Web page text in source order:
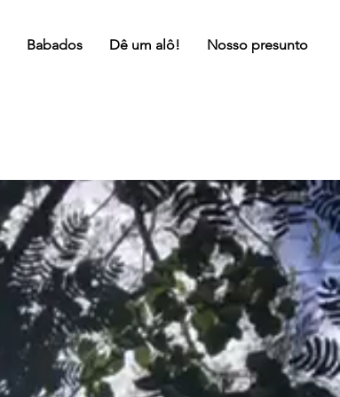
Babados Dê um alô! Nosso presunto